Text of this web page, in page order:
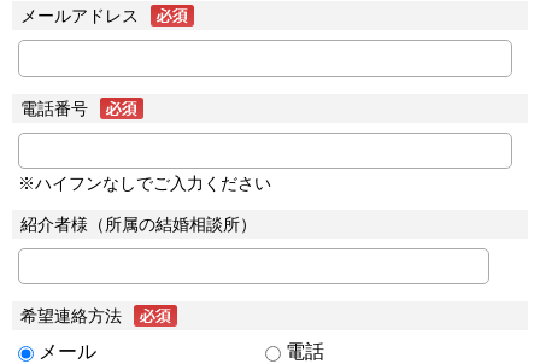
メールアドレス
電話番号
※ハイフンなしでご入力ください
紹介者様（所属の結婚相談所）
希望連絡方法
メール 電話